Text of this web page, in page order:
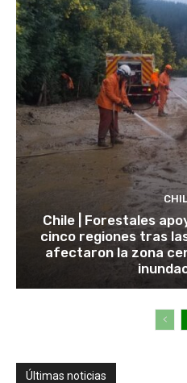
Chile | Forestales
cinco regiones tras
afectaron la zona
Últimas noticias